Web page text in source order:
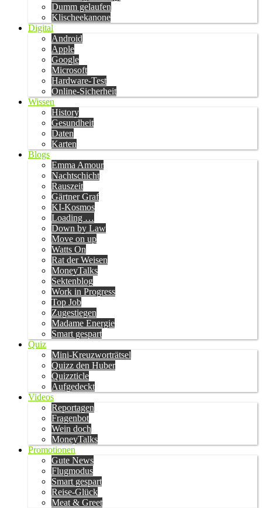
Dumm gelaufen
Klischeekanone
Digital
Android
Apple
Google
Microsoft
Hardware-Test
Online-Sicherheit
Wissen
History
Gesundheit
Daten
Karten
Blogs
Emma Amour
Nachtschicht
Rauszeit
Gärtner Graf
KI-Kosmos
Loading …
Down by Law
Move on up
Watts On
Rat der Weisen
MoneyTalks
Sektenblog
Work in Progress
Top Job
Zugestiegen
Madame Energie
Smart gespart
Quiz
Mini-Kreuzworträtsel
Quizz den Huber
Quizzticle
Aufgedeckt
Videos
Reportagen
Fragenbot
Wein doch
MoneyTalks
Promotionen
Gute News
Flugmodus
Smart gespart
Reise-Glück
Meat & Greet